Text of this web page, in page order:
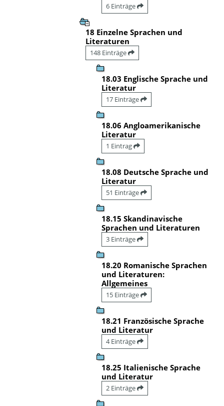
6 Einträge
18 Einzelne Sprachen und
Literaturen
148 Einträge
18.03 Englische Sprache und
Literatur
17 Einträge
18.06 Angloamerikanische
Literatur
1 Eintrag
18.08 Deutsche Sprache und
Literatur
51 Einträge
18.15 Skandinavische
Sprachen und Literaturen
3 Einträge
18.20 Romanische Sprachen
und Literaturen:
Allgemeines
15 Einträge
18.21 Französische Sprache
und Literatur
4 Einträge
18.25 Italienische Sprache
und Literatur
2 Einträge